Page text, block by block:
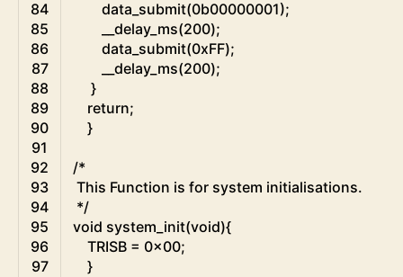
84
85
86
87
88
89
90
91
92
93
94
95
96
97
data_submit(0b00000001);
__delay_ms(200);
data_submit(0xFF);
__delay_ms(200);
}
return;
}
/*
This Function is for system initialisations.
*/
void system_init(void){
TRISB = 0x00;
}